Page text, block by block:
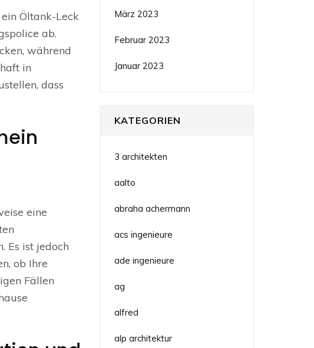
Öltank-Leck
ab.
während
in
dass
eine
Es ist jedoch
ob Ihre
Fällen
März 2023
Februar 2023
Januar 2023
KATEGORIEN
3 architekten
aalto
abraha achermann
acs ingenieure
ade ingenieure
ag
alfred
alp architektur